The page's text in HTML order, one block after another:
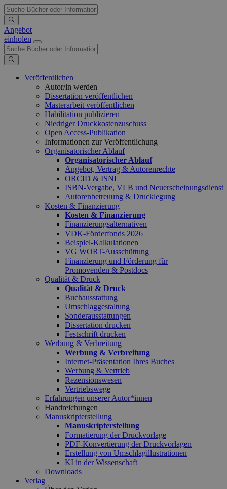
Angebot
einholen
Veröffentlichen
Autor/in werden
Dissertation veröffentlichen
Masterarbeit veröffentlichen
Habilitation publizieren
Niedriger Druckkostenzuschuss
Open Access-Publikation
Informationen zur Veröffentlichung
Organisatorischer Ablauf
Organisatorischer Ablauf
Angebot, Vertrag & Autorenrechte
ORCID & ISNI
ISBN-Vergabe, VLB und Neuerscheinungsdienst
Autorenbetreuung & Drucklegung
Kosten & Finanzierung
Kosten & Finanzierung
Finanzierungsalternativen
VDK-Förderfonds 2026
Beispiel-Kalkulationen
VG WORT-Ausschüttung
Finanzierung und Förderung für
Promovenden & Postdocs
Qualität & Druck
Qualität & Druck
Buchausstattung
Umschlaggestaltung
Sonderausstattungen
Dissertation drucken
Festschrift drucken
Werbung & Verbreitung
Werbung & Verbreitung
Internet-Präsentation Ihres Buches
Werbung & Vertrieb
Rezensionswesen
Vertriebswege
Erfahrungen unserer Autor*innen
Handreichungen
Manuskripterstellung
Manuskripterstellung
Formatierung der Druckvorlage
PDF-Konvertierung der Druckvorlagen
Erstellung von Umschlagillustrationen
KI in der Wissenschaft
Downloads
Verlag